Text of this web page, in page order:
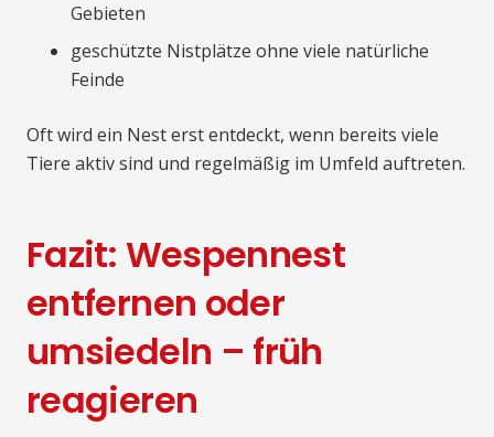
Gebieten
geschützte Nistplätze ohne viele natürliche
Feinde
Oft wird ein Nest erst entdeckt, wenn bereits viele
Tiere aktiv sind und regelmäßig im Umfeld auftreten.
Fazit: Wespennest
entfernen oder
umsiedeln – früh
reagieren